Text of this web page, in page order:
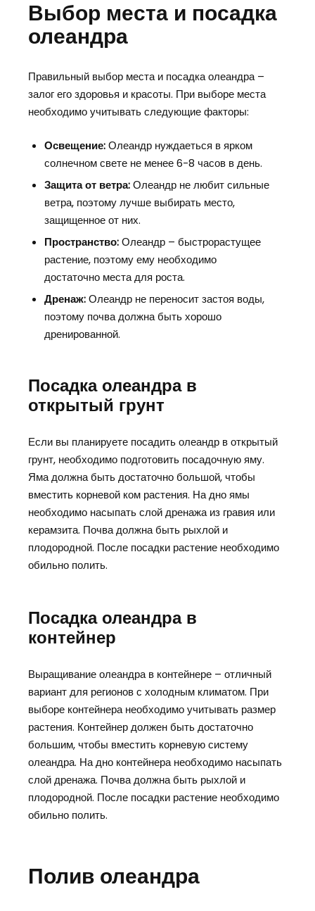
Выбор места и посадка
олеандра
Правильный выбор места и посадка олеандра –
залог его здоровья и красоты. При выборе места
необходимо учитывать следующие факторы:
Освещение:Олеандр нуждаеться в ярком
солнечном свете не менее 6-8 часов в день.
Защита от ветра:Олеандр не любит сильные
ветра, поэтому лучше выбирать место,
защищенное от них.
Пространство:Олеандр – быстрорастущее
растение, поэтому ему необходимо
достаточно места для роста.
Дренаж:Олеандр не переносит застоя воды,
поэтому почва должна быть хорошо
дренированной.
Посадка олеандра в
открытый грунт
Если вы планируете посадить олеандр в открытый
грунт, необходимо подготовить посадочную яму.
Яма должна быть достаточно большой, чтобы
вместить корневой ком растения. На дно ямы
необходимо насыпать слой дренажа из гравия или
керамзита. Почва должна быть рыхлой и
плодородной. После посадки растение необходимо
обильно полить.
Посадка олеандра в
контейнер
Выращивание олеандра в контейнере – отличный
вариант для регионов с холодным климатом. При
выборе контейнера необходимо учитывать размер
растения. Контейнер должен быть достаточно
большим, чтобы вместить корневую систему
олеандра. На дно контейнера необходимо насыпать
слой дренажа. Почва должна быть рыхлой и
плодородной. После посадки растение необходимо
обильно полить.
Полив олеандра